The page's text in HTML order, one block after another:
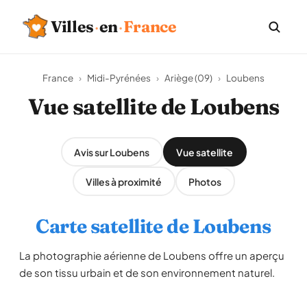
Villes·en·France
France › Midi-Pyrénées › Ariège (09) › Loubens
Vue satellite de Loubens
Avis sur Loubens Vue satellite
Villes à proximité Photos
Carte satellite de Loubens
La photographie aérienne de Loubens offre un aperçu
de son tissu urbain et de son environnement naturel.